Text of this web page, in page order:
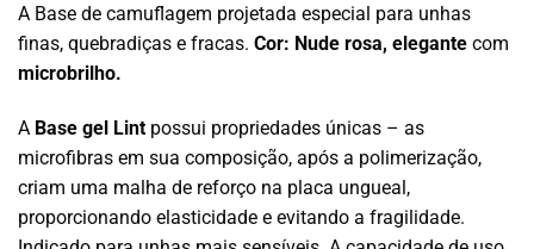
A Base de camuflagem projetada especial para unhas
finas, quebradiças e fracas. Cor: Nude rosa, elegante com
microbrilho.
A Base gel Lint possui propriedades únicas – as
microfibras em sua composição, após a polimerização,
criam uma malha de reforço na placa ungueal,
proporcionando elasticidade e evitando a fragilidade.